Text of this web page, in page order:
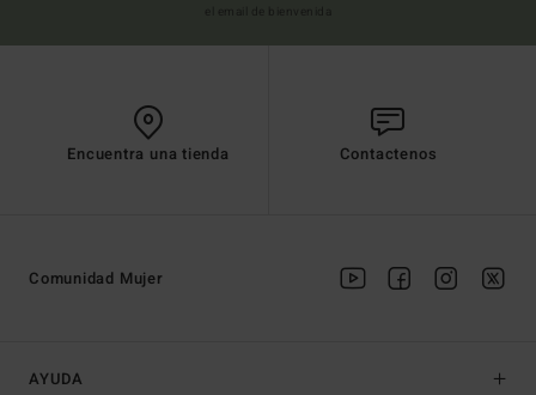
Encuentra una tienda Contactenos
AYUDA
Comunidad Mujer